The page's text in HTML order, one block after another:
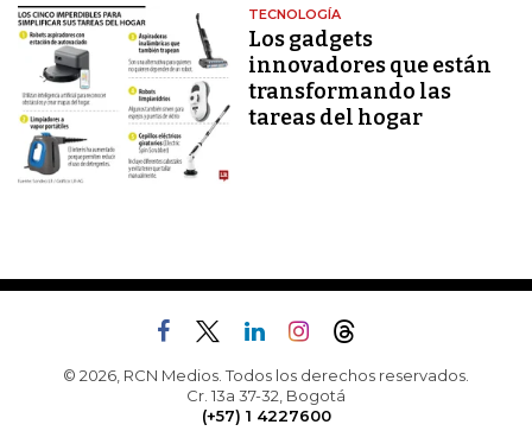
TECNOLOGÍA
Los gadgets
innovadores que están
transformando las
tareas del hogar
© 2026, RCN Medios. Todos los derechos reservados.
Cr. 13a 37-32, Bogotá
(+57) 1 4227600